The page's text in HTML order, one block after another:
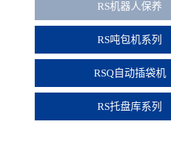
RS机器人保养
RS吨包机系列
RSQ自动插袋机
RS托盘库系列